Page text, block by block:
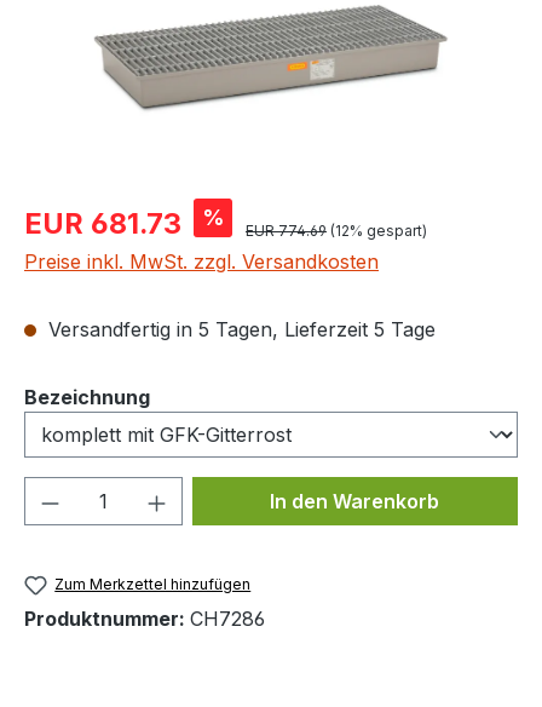
Verkaufspreis:
EUR 681.73 % Regulärer Preis:
EUR 774.69 (12% gespart)
Preise inkl. MwSt. zzgl. Versandkosten
Versandfertig in 5 Tagen, Lieferzeit 5 Tage
Bezeichnungauswählen
Produkt Anzahl: Gib denIn den Warenkorb
Zum Merkzettel hinzufügen
Produktnummer: CH7286